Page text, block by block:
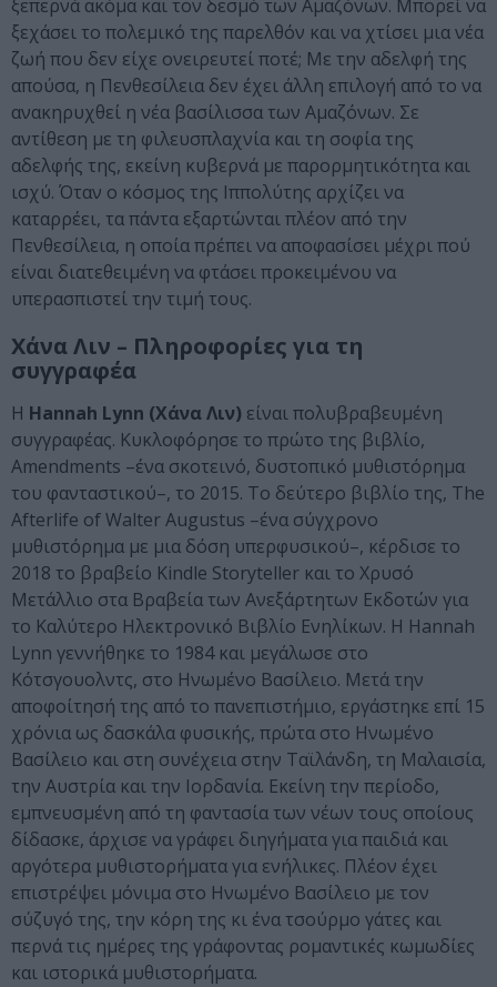
ξεπερνά ακόμα και τον δεσμό των Αμαζόνων. Μπορεί να
ξεχάσει το πολεμικό της παρελθόν και να χτίσει μια νέα
ζωή που δεν είχε ονειρευτεί ποτέ; Με την αδελφή της
απούσα, η Πενθεσίλεια δεν έχει άλλη επιλογή από το να
ανακηρυχθεί η νέα βασίλισσα των Αμαζόνων. Σε
αντίθεση με τη φιλευσπλαχνία και τη σοφία της
αδελφής της, εκείνη κυβερνά με παρορμητικότητα και
ισχύ. Όταν ο κόσμος της Ιππολύτης αρχίζει να
καταρρέει, τα πάντα εξαρτώνται πλέον από την
Πενθεσίλεια, η οποία πρέπει να αποφασίσει μέχρι πού
είναι διατεθειμένη να φτάσει προκειμένου να
υπερασπιστεί την τιμή τους.
Χάνα Λιν – Πληροφορίες για τη
συγγραφέα
Η Hannah Lynn (Χάνα Λιν) είναι πολυβραβευμένη
συγγραφέας. Κυκλοφόρησε το πρώτο της βιβλίο,
Amendments –ένα σκοτεινό, δυστοπικό μυθιστόρημα
του φανταστικού–, το 2015. Το δεύτερο βιβλίο της, The
Afterlife of Walter Augustus –ένα σύγχρονο
μυθιστόρημα με μια δόση υπερφυσικού–, κέρδισε το
2018 το βραβείο Kindle Storyteller και το Χρυσό
Μετάλλιο στα Βραβεία των Ανεξάρτητων Εκδοτών για
το Καλύτερο Ηλεκτρονικό Βιβλίο Ενηλίκων. Η Hannah
Lynn γεννήθηκε το 1984 και μεγάλωσε στο
Κότσγουολντς, στο Ηνωμένο Βασίλειο. Μετά την
αποφοίτησή της από το πανεπιστήμιο, εργάστηκε επί 15
χρόνια ως δασκάλα φυσικής, πρώτα στο Ηνωμένο
Βασίλειο και στη συνέχεια στην Ταϊλάνδη, τη Μαλαισία,
την Αυστρία και την Ιορδανία. Εκείνη την περίοδο,
εμπνευσμένη από τη φαντασία των νέων τους οποίους
δίδασκε, άρχισε να γράφει διηγήματα για παιδιά και
αργότερα μυθιστορήματα για ενήλικες. Πλέον έχει
επιστρέψει μόνιμα στο Ηνωμένο Βασίλειο με τον
σύζυγό της, την κόρη της κι ένα τσούρμο γάτες και
περνά τις ημέρες της γράφοντας ρομαντικές κωμωδίες
και ιστορικά μυθιστορήματα.